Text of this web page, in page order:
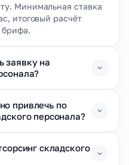
Минимальная ставка
итоговый расчёт
брифа.
заявку на
привлечь по
персонала?
складского